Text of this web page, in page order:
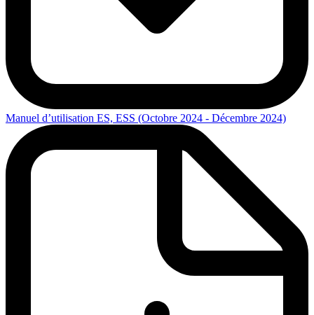
Manuel d’utilisation ES, ESS (Octobre 2024 - Décembre 2024)